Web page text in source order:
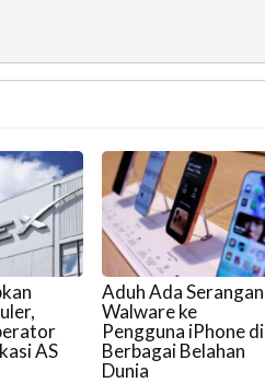
AS
Aduh Ada Serangan
Walware ke
Pengguna iPhone di
Berbagai Belahan
Dunia